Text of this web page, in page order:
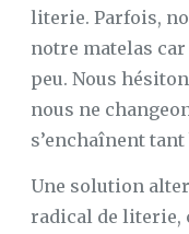
literie. Parfois,
notre matelas
peu. Nous
nous ne
s’enchaînent
Une solution
radical de literie,